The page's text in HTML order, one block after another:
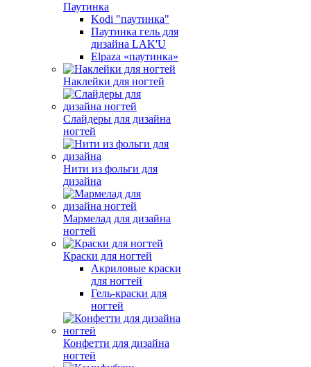
Паутинка
Kodi "паутинка"
Паутинка гель для
дизайна LAK'U
Elpaza «паутинка»
Наклейки для ногтей
Слайдеры для дизайна
ногтей
Нити из фольги для
дизайна
Мармелад для дизайна
ногтей
Краски для ногтей
Акриловые краски
для ногтей
Гель-краски для
ногтей
Конфетти для дизайна
ногтей